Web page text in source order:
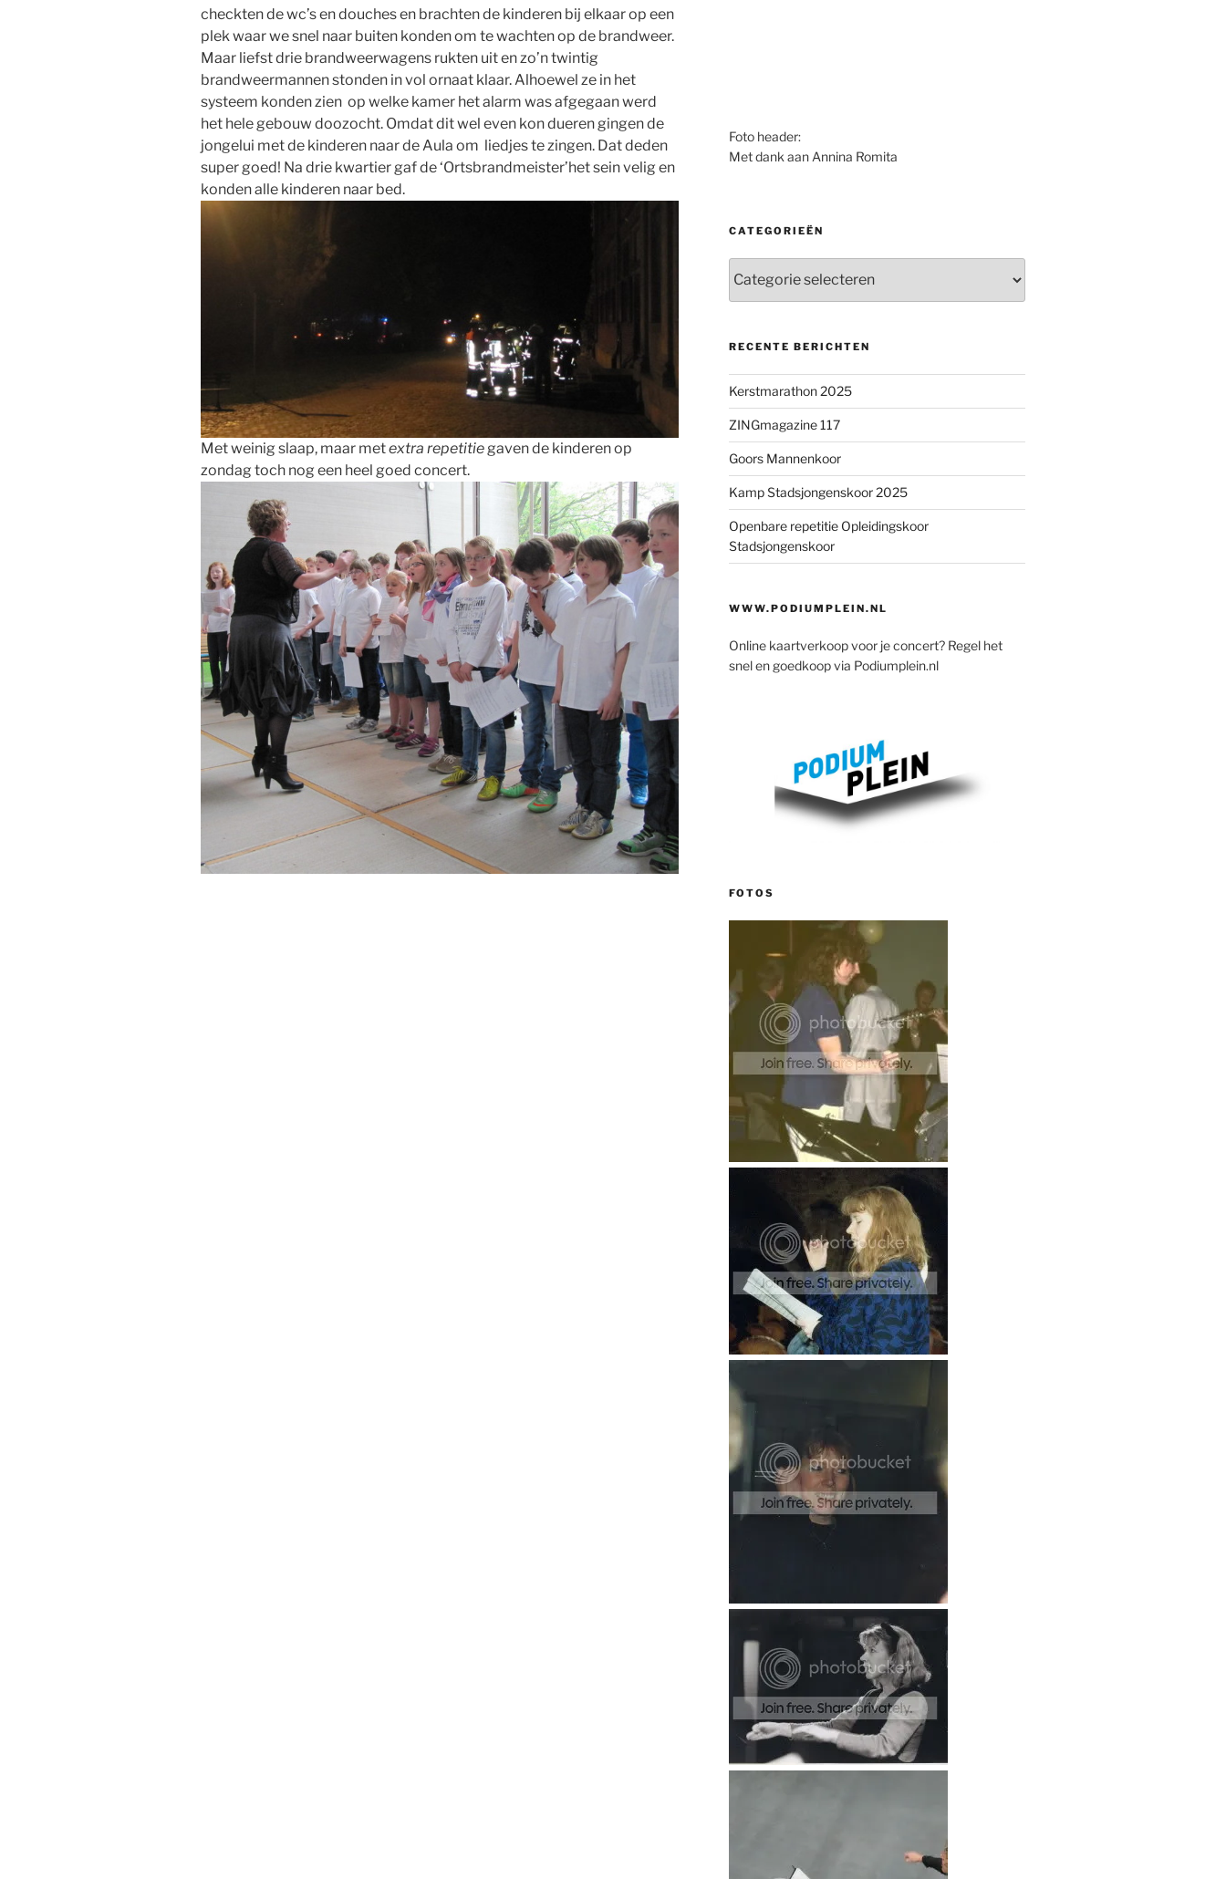
checkten de wc’s en douches en brachten de kinderen bij elkaar op een
plek waar we snel naar buiten konden om te wachten op de brandweer.
Maar liefst drie brandweerwagens rukten uit en zo’n twintig
brandweermannen stonden in vol ornaat klaar. Alhoewel ze in het
systeem konden zien op welke kamer het alarm was afgegaan werd
het hele gebouw doozocht. Omdat dit wel even kon dueren gingen de
jongelui met de kinderen naar de Aula om liedjes te zingen. Dat deden
super goed! Na drie kwartier gaf de ‘Ortsbrandmeister’het sein velig en
konden alle kinderen naar bed.
Met weinig slaap, maar metextra repetitiegaven de kinderen op
zondag toch nog een heel goed concert.
Foto header:
Met dank aan Annina Romita
CATEGORIEËN
RECENTE BERICHTEN
Kerstmarathon 2025
ZINGmagazine 117
Goors Mannenkoor
Kamp Stadsjongenskoor 2025
Openbare repetitie Opleidingskoor
Stadsjongenskoor
WWW.PODIUMPLEIN.NL
Online kaartverkoop voor je concert? Regel het
snel en goedkoop via Podiumplein.nl
FOTOS